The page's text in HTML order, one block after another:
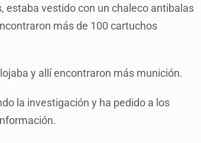
estaba vestido con un chaleco antibalas
más de 100 cartuchos
y allí encontraron más munición.
la investigación y ha pedido a los